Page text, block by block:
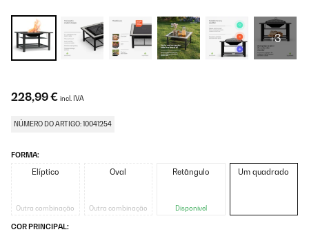
+3
228,99 € incl. IVA
NÚMERO DO ARTIGO: 10041254
FORMA:
Elíptico
Outra combinação
Oval
Outra combinação
Retângulo
Disponível
Um quadrado
COR PRINCIPAL: